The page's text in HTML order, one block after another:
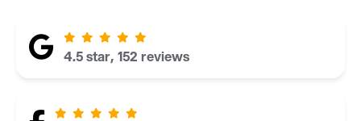
4.5 star, 152 reviews